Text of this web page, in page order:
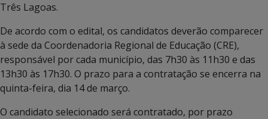
Três Lagoas.
De acordo com o edital, os candidatos deverão comparecer
à sede da Coordenadoria Regional de Educação (CRE),
responsável por cada município, das 7h30 às 11h30 e das
13h30 às 17h30. O prazo para a contratação se encerra na
quinta-feira, dia 14 de março.
O candidato selecionado será contratado, por prazo